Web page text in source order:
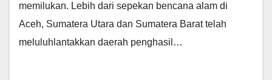
memilukan. Lebih dari sepekan bencana alam di
Aceh, Sumatera Utara dan Sumatera Barat telah
meluluhlantakkan daerah penghasil…